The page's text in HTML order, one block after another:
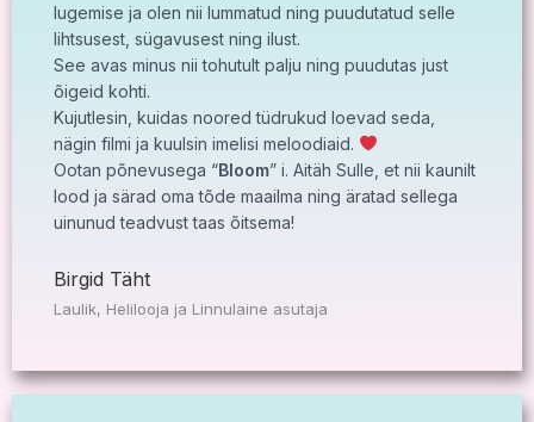
lugemise ja olen nii lummatud ning puudutatud selle
lihtsusest, sügavusest ning ilust.
See avas minus nii tohutult palju ning puudutas just
õigeid kohti.
Kujutlesin, kuidas noored tüdrukud loevad seda,
nägin filmi ja kuulsin imelisi meloodiaid.
Ootan põnevusega “Bloom” i. Aitäh Sulle, et nii kaunilt
lood ja särad oma tõde maailma ning äratad sellega
uinunud teadvust taas õitsema!
Birgid Täht
Laulik, Helilooja ja Linnulaine asutaja